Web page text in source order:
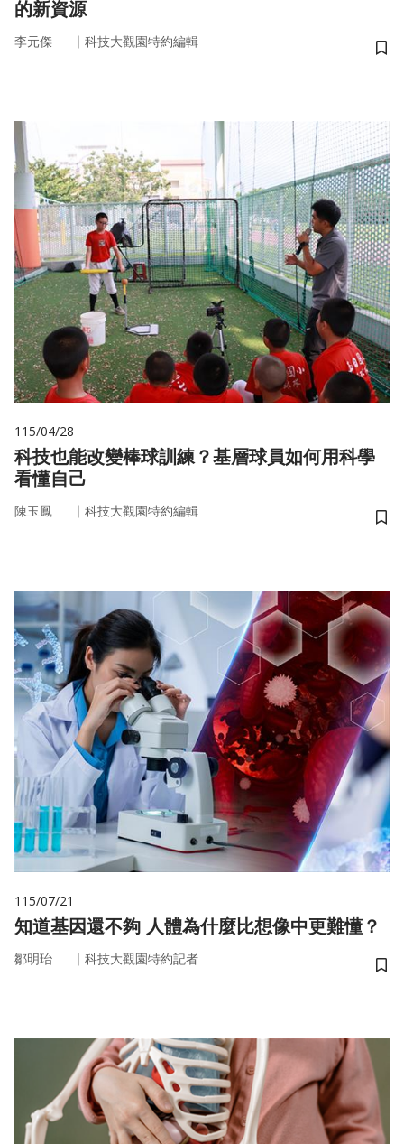
的新資源
李元傑 ｜ 科技大觀園特約編輯
儲
115/04/28
科技也能改變棒球訓練？基層球員如何用科學
看懂自己
陳玉鳳 ｜ 科技大觀園特約編輯
儲
115/07/21
知道基因還不夠 人體為什麼比想像中更難懂？
鄒明珆 ｜ 科技大觀園特約記者
儲